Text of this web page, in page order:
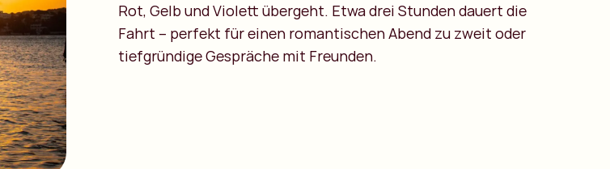
Rot, Gelb und Violett übergeht. Etwa drei Stunden dauert die
Fahrt – perfekt für einen romantischen Abend zu zweit oder
tiefgründige Gespräche mit Freunden.